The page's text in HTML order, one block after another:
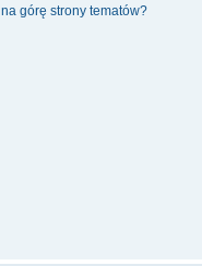
górę strony tematów?